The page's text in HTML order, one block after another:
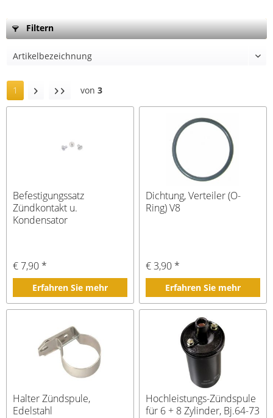
Filtern
1 von 3
Befestigungssatz
Zündkontakt u.
Kondensator
€ 7,90 *
Erfahren Sie mehr
Dichtung, Verteiler (O-
Ring) V8
€ 3,90 *
Erfahren Sie mehr
Halter Zündspule,
Edelstahl
Hochleistungs-Zündspule
für 6 + 8 Zylinder, Bj.64-73